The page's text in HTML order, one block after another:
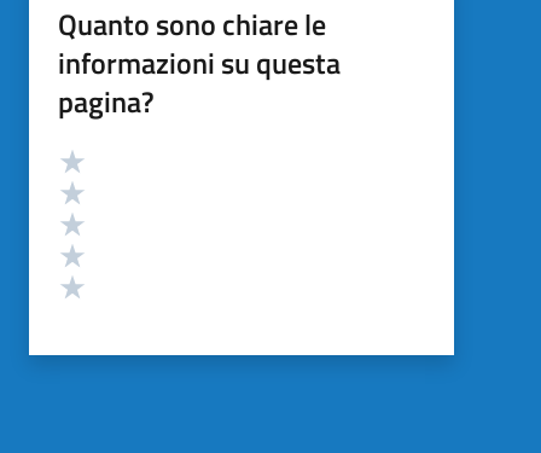
Quanto sono chiare le
informazioni su questa
pagina?
Valutazione